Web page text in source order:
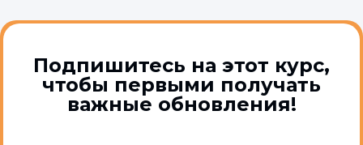
Подпишитесь на этот курс,
чтобы первыми получать
важные обновления!